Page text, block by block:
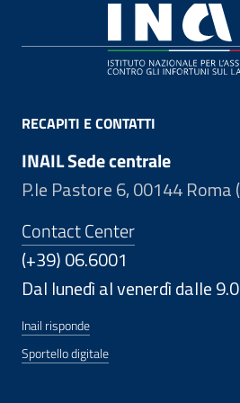
RECAPITI E CONTATTI
INAIL Sede centrale
P.le Pastore 6, 00144 Roma
Contact Center
(+39) 06.6001
Dal lunedì al venerdì dalle
Inail risponde
Sportello digitale